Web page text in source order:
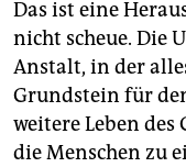
Das ist eine
nicht scheue. Die
Anstalt, in der
Grundstein für
weitere Leben
die Menschen zu